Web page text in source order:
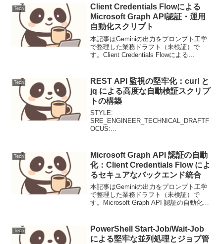
Tech
Client Credentials Flowによる
Microsoft Graph API認証・運用
自動化スクリプト
本記事はGeminiの出力をプロンプト工学
で整理した業務ドラフト（未検証）で
す。Client Credentials Flowによる
多要素認証や期限...
Tech
REST API 監視の堅牢化：curl と
jq による高度な自動検証スクリプ
トの構築
STYLE:
SRE_ENGINEER_TECHNICAL_DRAFTF
OCUS:
BASH本記事はGeminiの出力をプロン...
Tech
Microsoft Graph API 認証の自動
化：Client Credentials Flow によ
るセキュアなバックエンド統合
本記事はGeminiの出力をプロンプト工学
で整理した業務ドラフト（未検証）で
す。Microsoft Graph API 認証の自動化：
題】無人...
Tech
PowerShell Start-Job/Wait-Job
による堅牢な並列処理とジョブ管